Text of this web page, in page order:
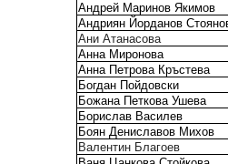
Андрей Маринов Якимов
Андриян Йорданов
Ани Атанасова
Анна Миронова
Анна Петрова Кръстева
Богдан Пойдовски
Божана Петкова Ушева
Борислав Василев
Боян Дениславов Михов
Валентин Благоев